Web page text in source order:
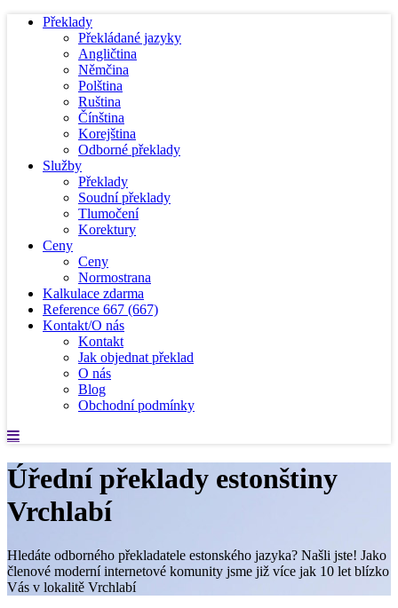
Překlady
Překládané jazyky
Angličtina
Němčina
Polština
Ruština
Čínština
Korejština
Odborné překlady
Služby
Překlady
Soudní překlady
Tlumočení
Korektury
Ceny
Ceny
Normostrana
Kalkulace zdarma
Reference 667 (667)
Kontakt/O nás
Kontakt
Jak objednat překlad
O nás
Blog
Obchodní podmínky
Úřední překlady estonštiny
Vrchlabí
Hledáte odborného překladatele estonského jazyka? Našli jste! Jako
členové moderní internetové komunity jsme již více jak 10 let blízko
Vás v lokalitě Vrchlabí